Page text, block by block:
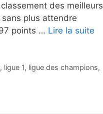
des meilleurs
plus attendre
points … Lire la suite
, ligue 1, ligue des champions,